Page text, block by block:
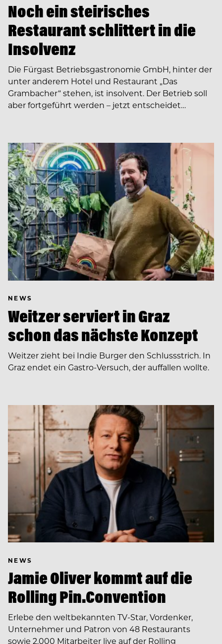
Noch ein steirisches
Restaurant schlittert in die
Insolvenz
Die Fürgast Betriebsgastronomie GmbH, hinter der
unter anderem Hotel und Restaurant „Das
Grambacher“ stehen, ist insolvent. Der Betrieb soll
aber fortgeführt werden – jetzt entscheidet…
NEWS
Weitzer serviert in Graz
schon das nächste Konzept
Weitzer zieht bei Indie Burger den Schlussstrich. In
Graz endet ein Gastro-Versuch, der auffallen wollte.
NEWS
Jamie Oliver kommt auf die
Rolling Pin.Convention
Erlebe den weltbekannten TV-Star, Vordenker,
Unternehmer und Patron von 48 Restaurants
sowie 2.000 Mitarbeiter live auf der Rolling